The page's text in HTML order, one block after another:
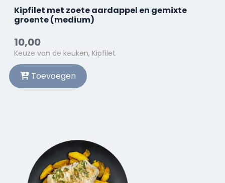
Kipfilet met zoete aardappel en gemixte
groente (medium)
10,00
Keuze van de keuken, Kipfilet
Toevoegen